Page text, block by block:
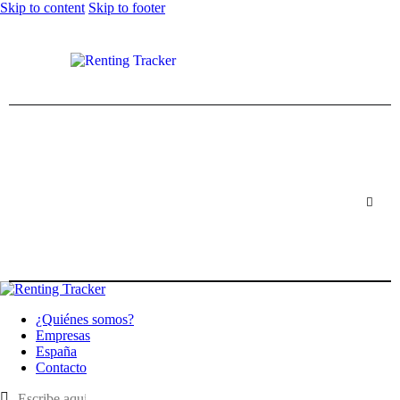
Skip to content Skip to footer
¿Quiénes somos?
Empresas
España
Contacto